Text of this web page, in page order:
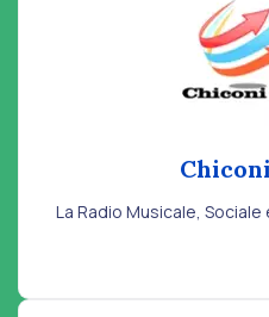
La Radio Musicale,